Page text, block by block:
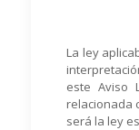
La ley
este Aviso
relacionada
será la ley